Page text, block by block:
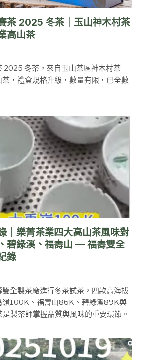
茶 2025 冬茶｜玉山神木村茶
高山茶
2025 冬茶，來自玉山茶區神木村茶
茶，禮盒規格升級，數量有限，已全數
｜樂菁茶業四大高山茶風味對
碧綠溪、福壽山 — 福壽雙全
錄
全製茶廠進行冬茶試茶，四款高海拔
嶺100K、福壽山86K、碧綠溪89K與
製茶師掌握品質與風味的重要環節。